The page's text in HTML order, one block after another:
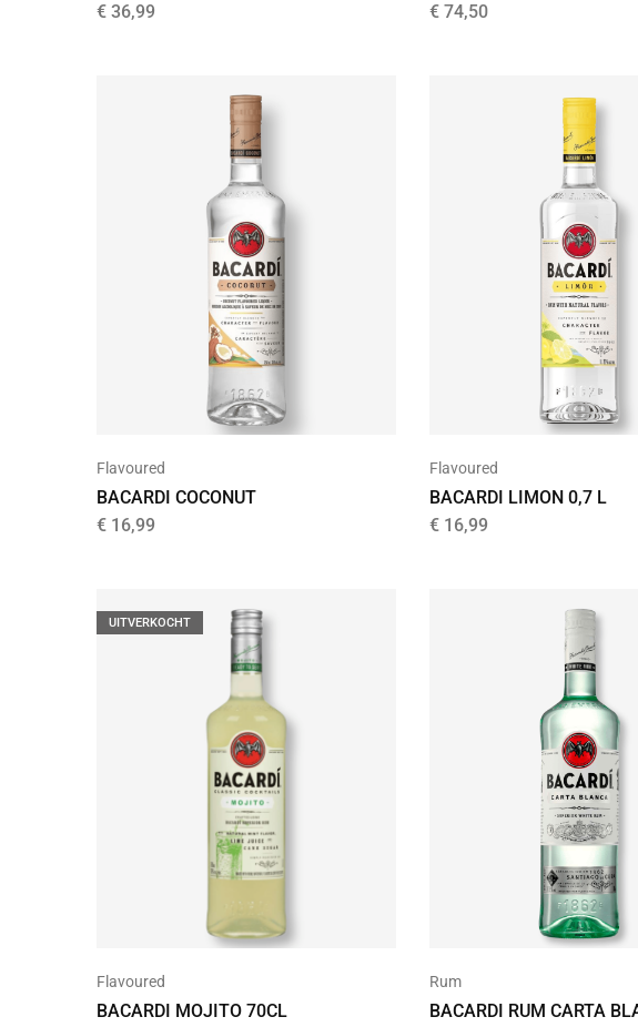
€ 36,99
€ 74,50
Flavoured
BACARDI COCONUT
€ 16,99
Flavoured
BACARDI LIMON 0,7 L
€ 16,99
UITVERKOCHT
Flavoured
BACARDI MOJITO 70CL
Rum
BACARDI RUM CARTA